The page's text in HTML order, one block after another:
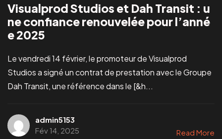
Visualprod Studios et Dah Transit : u
ne confiance renouvelée pour l’anné
e 2025
Le vendredi 14 février, le promoteur de Visualprod
Studios a signé un contrat de prestation avec le Groupe
Dah Transit, une référence dans le [&h...
admin5153
Fév 14, 2025
Read More